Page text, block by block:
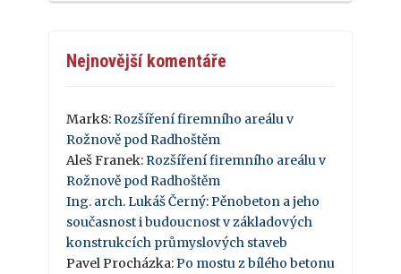
Nejnovější komentáře
Mark8:Rozšíření firemního areálu v
Rožnově pod Radhoštěm
Aleš Franek:Rozšíření firemního areálu v
Rožnově pod Radhoštěm
Ing. arch. Lukáš Černý:Pěnobeton a jeho
současnost i budoucnost v základových
konstrukcích průmyslových staveb
Pavel Procházka:Po mostu z bílého betonu